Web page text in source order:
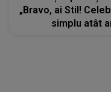
„Bravo, ai Stil!
simplu atât